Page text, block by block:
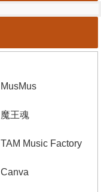
MusMus
魔王魂
TAM Music Factory
Canva